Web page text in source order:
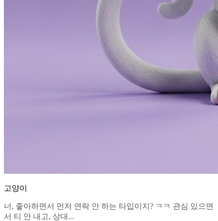
고양이
너, 좋아하면서 먼저 연락 안 하는 타입이지? ㅋㅋ 관심 있으면
서 티 안 내고, 상대...